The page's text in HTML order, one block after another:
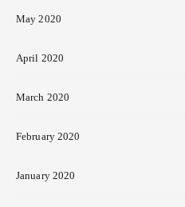
May 2020
April 2020
March 2020
February 2020
January 2020